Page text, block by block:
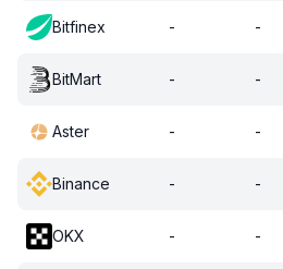
Bitfinex - -
BitMart - -
Aster - -
Binance - -
OKX - -